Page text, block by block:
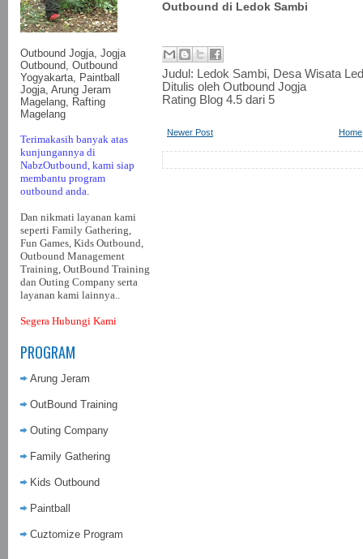
Outbound Jogja, Jogja
Outbound, Outbound
Yogyakarta, Paintball
Jogja, Arung Jeram
Magelang, Rafting
Magelang
Terimakasih banyak atas
kunjungannya di
NabzOutbound, kami siap
membantu program
outbound anda.
Dan nikmati layanan kami
seperti Family Gathering,
Fun Games, Kids Outbound,
Outbound Management
Training, OutBound Training
dan Outing Company serta
layanan kami lainnya..
Segera Hubungi Kami
PROGRAM
Arung Jeram
OutBound Training
Outing Company
Family Gathering
Kids Outbound
Paintball
Cuztomize Program
Outbound di Ledok Sambi
Judul: Ledok Sambi, Desa Wisata
Ditulis oleh Outbound Jogja
Rating Blog 4.5 dari 5
Newer Post Home